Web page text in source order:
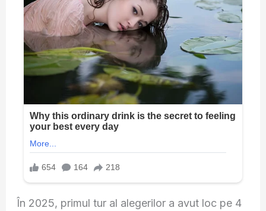
În 2025, primul tur al alegerilor a avut loc pe 4